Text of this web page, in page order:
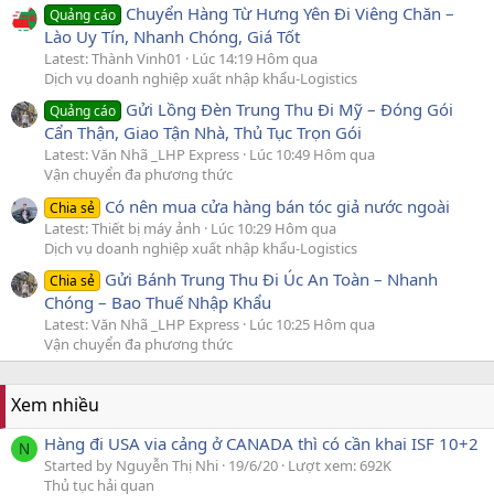
Quảng cáo Chuyển Hàng Từ Hưng Yên Đi Viêng Chăn –
Lào Uy Tín, Nhanh Chóng, Giá Tốt
Latest: Thành Vinh01
Lúc 14:19 Hôm qua
Dịch vụ doanh nghiệp xuất nhập khẩu-Logistics
Quảng cáo Gửi Lồng Đèn Trung Thu Đi Mỹ – Đóng Gói
Cẩn Thận, Giao Tận Nhà, Thủ Tục Trọn Gói
Latest: Văn Nhã _LHP Express Lúc 10:49 Hôm qua
Vận chuyển đa phương thức
Chia sẻ Có nên mua cửa hàng bán tóc giả nước ngoài
Latest: Thiết bị máy ảnh
Lúc 10:29 Hôm qua
Dịch vụ doanh nghiệp xuất nhập khẩu-Logistics
Chia sẻ Gửi Bánh Trung Thu Đi Úc An Toàn – Nhanh
Chóng – Bao Thuế Nhập Khẩu
Latest: Văn Nhã _LHP Express Lúc 10:25 Hôm qua
Vận chuyển đa phương thức
Xem nhiều
N Hàng đi USA via cảng ở CANADA thì có cần khai ISF 10+2
Started by Nguyễn Thị Nhi 19/6/20 Lượt xem: 692K
Thủ tục hải quan